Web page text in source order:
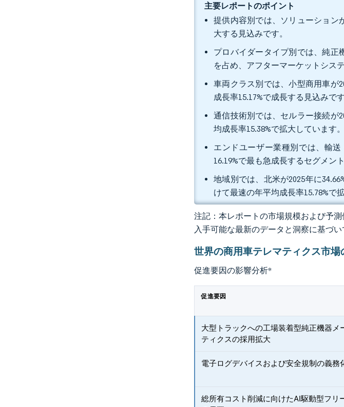
主要レポートのポイント
提供内容別では、ソリューション
大する見込みです。
プロバイダータイプ別では、純正
を占め、アフターマーケットシス
車両クラス別では、小型商用車が
成長率15.17%で成長する見込みです
通信技術別では、セルラー接続が
均成長率15.38%で拡大しています。
エンドユーザー業種別では、輸送
16.19%で最も急成長するセグメン
地域別では、北米が2025年に
けて最速の年平均成長率15.78%で
注記：本レポートの市場規模および予
入手可能な最新のデータと洞察に基づい
世界の商用車テレマティクス市
促進要因の影響分析*
促進要因
大型トラックへの工場装着型純正機器メ
ティクスの採用拡大
電子ログデバイスおよび安全規制の義務
総所有コスト削減に向けたAI駆動型フリ